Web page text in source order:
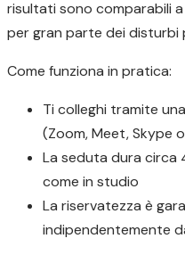
risultati sono comparabili
per gran parte dei disturbi
Come funziona in pratica:
Ti colleghi tramite
(Zoom, Meet, Skype
La seduta dura
come in studio
La riservatezza è
indipendentemente